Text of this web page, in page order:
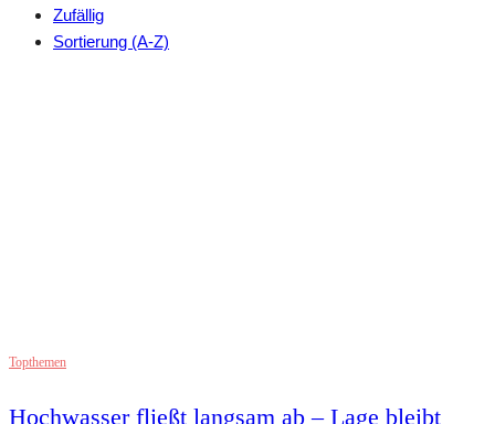
Zufällig
Sortierung (A-Z)
Topthemen
Hochwasser fließt langsam ab – Lage bleibt